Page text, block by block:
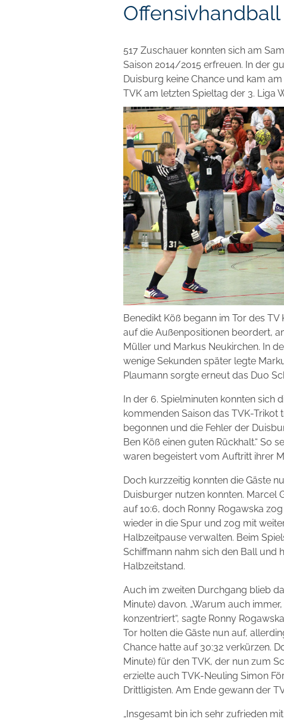
517 Zuschauer konnten sich am
Saison 2014/2015 erfreuen. In der
Duisburg keine Chance und kam
TVK am letzten Spieltag der 3. Liga
Benedikt Köß begann im Tor des
auf die Außenpositionen beordert,
Müller und Markus Neukirchen. In
wenige Sekunden später legte
Plaumann sorgte erneut das Duo
In der 6. Spielminuten konnten sich
kommenden Saison das TVK-Trikot
begonnen und die Fehler der
Ben Köß einen guten Rückhalt.“ So
waren begeistert vom Auftritt ihrer
Doch kurzzeitig konnten die Gäste
Duisburger nutzen konnten. Marcel
auf 10:6, doch Ronny Rogawska
wieder in die Spur und zog mit
Halbzeitpause verwalten. Beim
Schiffmann nahm sich den Ball und
Halbzeitstand.
Auch im zweiten Durchgang blieb
Minute) davon. „Warum auch
konzentriert“, sagte Ronny
Tor holten die Gäste nun auf,
Chance hatte auf 30:32 verkürzen.
Minute) für den TVK, der nun zum
erzielte auch TVK-Neuling Simon
Drittligisten. Am Ende gewann der
„Insgesamt bin ich sehr zufrieden